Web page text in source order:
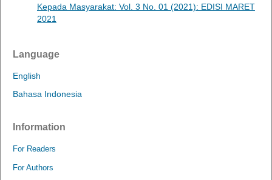
Kepada Masyarakat: Vol. 3 No. 01 (2021): EDISI MARET
2021
Language
English
Bahasa Indonesia
Information
For Readers
For Authors